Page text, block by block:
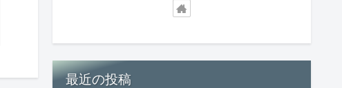
最近の投稿